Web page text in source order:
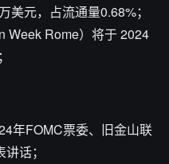
美元，占流通量0.68%；
Week Rome）将于 2024
年FOMC票委、旧金山联
话；